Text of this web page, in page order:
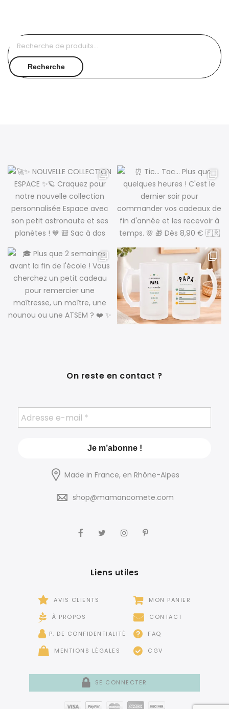
Recherche
On reste en contact ?
Made in France, en Rhône-Alpes
shop@mamancomete.com
Liens utiles
AVIS CLIENTS
À PROPOS
P. DE CONFIDENTIALITÉ
MENTIONS LÉGALES
MON PANIER
CONTACT
FAQ
CGV
SE CONNECTER